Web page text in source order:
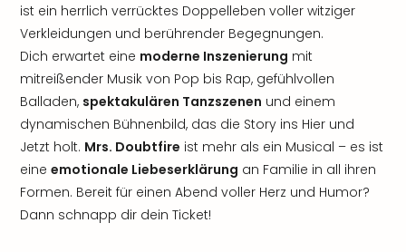
ist ein herrlich verrücktes Doppelleben voller witziger
Verkleidungen und berührender Begegnungen.
Dich erwartet eine moderne Inszenierung mit
mitreißender Musik von Pop bis Rap, gefühlvollen
Balladen, spektakulären Tanzszenen und einem
dynamischen Bühnenbild, das die Story ins Hier und
Jetzt holt. Mrs. Doubtfire ist mehr als ein Musical – es ist
eine emotionale Liebeserklärung an Familie in all ihren
Formen. Bereit für einen Abend voller Herz und Humor?
Dann schnapp dir dein Ticket!